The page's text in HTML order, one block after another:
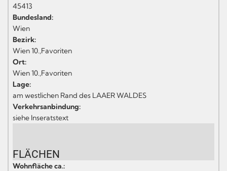
45413
Bundesland:
Wien
Bezirk:
Wien 10.,Favoriten
Ort:
Wien 10.,Favoriten
Lage:
am westlichen Rand des LAAER WALDES
Verkehrsanbindung:
siehe Inseratstext
FLÄCHEN
Wohnfläche ca.: